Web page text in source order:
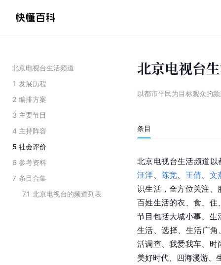
北京电视台生活频道
1 发展历程
2 编排方案
3 主要节目
4 主持阵容
5 社会评价
6 参考资料
7 条目合集
7.1 北京电视台的频道列表
北京电视台
以都市平民为目标观众的
条目
北京电视台生活频道
汪洋
陈竞 王倩
文
识生活，全方位关注、
百姓生活的衣、食、住
节目包括大城小事、生
生活、选择、生活广
活调查、我爱我车、
美好时代、四海漫游、